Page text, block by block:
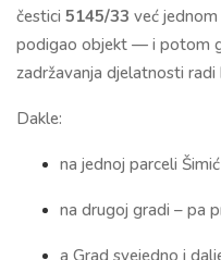
čestici 5145/33 već
podigao objekt — i potom
zadržavanja djelatnosti
Dakle:
na jednoj parceli
na drugoj gradi – pa
a Grad svejedno i